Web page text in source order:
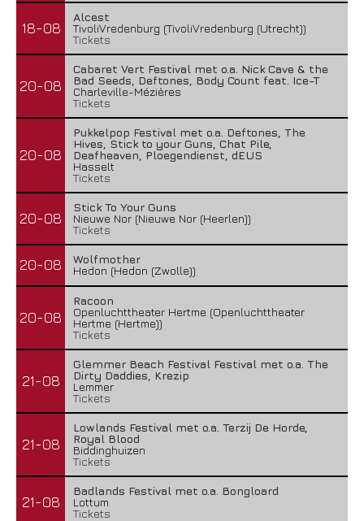
18-08
Alcest
TivoliVredenburg (TivoliVredenburg (Utrecht))
Tickets
20-08
Cabaret Vert Festival met o.a. Nick Cave & the
Bad Seeds, Deftones, Body Count feat. Ice-T
Charleville-Mézières
Tickets
20-08
Pukkelpop Festival met o.a. Deftones, The
Hives, Stick to your Guns, Chat Pile,
Deafheaven, Ploegendienst, dEUS
Hasselt
Tickets
20-08
Stick To Your Guns
Nieuwe Nor (Nieuwe Nor (Heerlen))
Tickets
20-08
Wolfmother
Hedon (Hedon (Zwolle))
20-08
Racoon
Openluchttheater Hertme (Openluchttheater
Hertme (Hertme))
Tickets
21-08
Glemmer Beach Festival Festival met o.a. The
Dirty Daddies, Krezip
Lemmer
Tickets
21-08
Lowlands Festival met o.a. Terzij De Horde,
Royal Blood
Biddinghuizen
Tickets
21-08
Badlands Festival met o.a. Bongloard
Lottum
Tickets